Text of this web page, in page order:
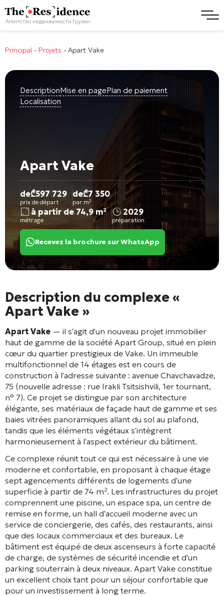
Principal - Projets - Apart Vake
DescriptionMise en pagePlan de paiement
Localisation
Apart Vake
de₾597 729
prix de départ
de₾7 350
par m²
à partir de 74,9 m²
métrage
2029
préparation
Recevez la brochure sur WhatsApp
Description du complexe «
Apart Vake »
Apart Vake — il s'agit d'un nouveau projet immobilier
haut de gamme de la société Apart Group, situé en plein
cœur du quartier prestigieux de Vake. Un immeuble
multifonctionnel de 14 étages est en cours de
construction à l'adresse suivante : avenue Chavchavadze,
75 (nouvelle adresse : rue Irakli Tsitsishvili, 1er tournant,
n° 7). Ce projet se distingue par son architecture
élégante, ses matériaux de façade haut de gamme et ses
baies vitrées panoramiques allant du sol au plafond,
tandis que les éléments végétaux s'intègrent
harmonieusement à l'aspect extérieur du bâtiment.
Ce complexe réunit tout ce qui est nécessaire à une vie
moderne et confortable, en proposant à chaque étage
sept agencements différents de logements d'une
superficie à partir de 74 m². Les infrastructures du projet
comprennent une piscine, un espace spa, un centre de
remise en forme, un hall d'accueil moderne avec un
service de conciergerie, des cafés, des restaurants, ainsi
que des locaux commerciaux et des bureaux. Le
bâtiment est équipé de deux ascenseurs à forte capacité
de charge, de systèmes de sécurité incendie et d'un
parking souterrain à deux niveaux. Apart Vake constitue
un excellent choix tant pour un séjour confortable que
pour un investissement à long terme.